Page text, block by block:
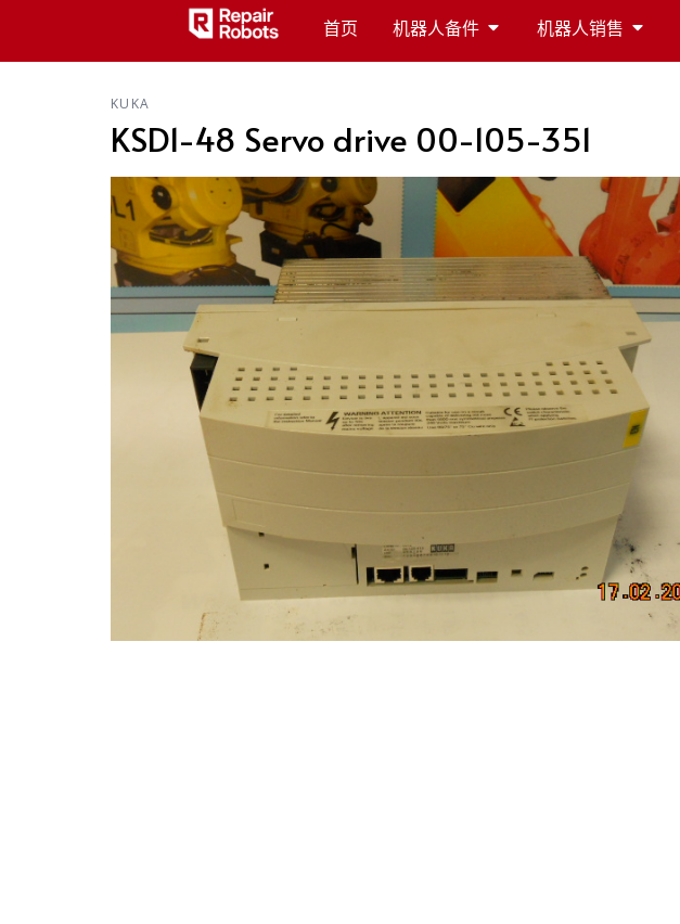
首页 机器人备件 机器人销售
KUKA
KSD1-48 Servo drive 00-105-351